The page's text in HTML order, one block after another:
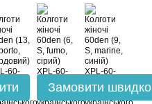
Замовити швидко